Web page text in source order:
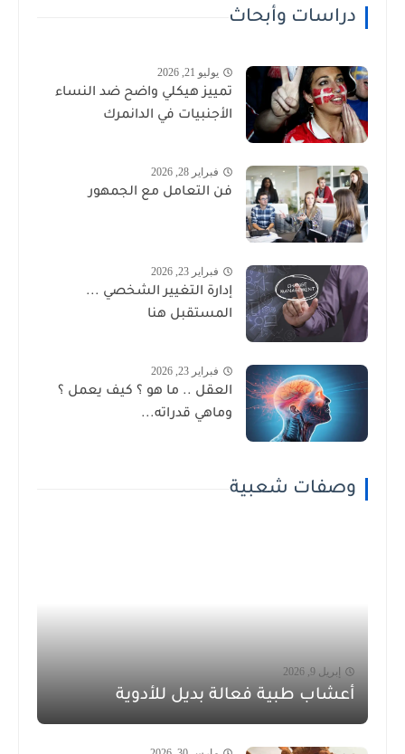
دراسات وأبحاث
يوليو 21, 2026
تمييز هيكلي واضح ضد النساء
الأجنبيات في الدانمرك
فبراير 28, 2026
فن التعامل مع الجمهور
فبراير 23, 2026
إدارة التغيير الشخصي ...
المستقبل هنا
فبراير 23, 2026
العقل .. ما هو ؟ كيف يعمل ؟
وماهي قدراته...
وصفات شعبية
إبريل 9, 2026
أعشاب طبية فعالة بديل للأدوية